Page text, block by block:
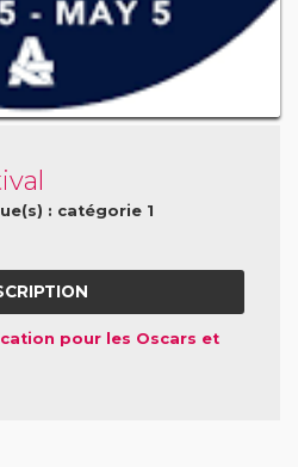
: catégorie 1
pour les Oscars et